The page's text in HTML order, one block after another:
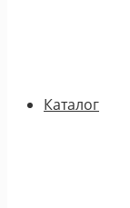
Каталог